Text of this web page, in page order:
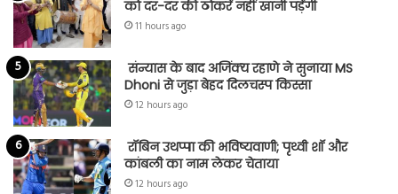
को दर-दर की ठोकरें नहीं खानी पड़ेंगी
11 hours ago
संन्यास के बाद अजिंक्‍य रहाणे ने सुनाया MS
Dhoni से जुड़ा बेहद दिलचस्प किस्सा
12 hours ago
रॉबिन उथप्पा की भविष्यवाणी; पृथ्वी शॉ और
कांबली का नाम लेकर चेताया
12 hours ago